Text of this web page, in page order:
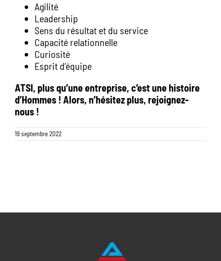
Agilité
Leadership
Sens du résultat et du service
Capacité relationnelle
Curiosité
Esprit d’équipe
ATSI, plus qu’une entreprise, c’est une histoire
d’Hommes ! Alors, n’hésitez plus, rejoignez-
nous !
19 septembre 2022